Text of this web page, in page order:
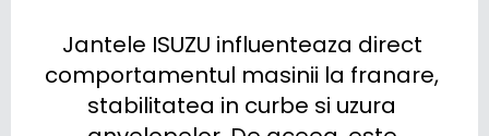
Jantele ISUZU influenteaza direct
comportamentul masinii la franare,
stabilitatea in curbe si uzura